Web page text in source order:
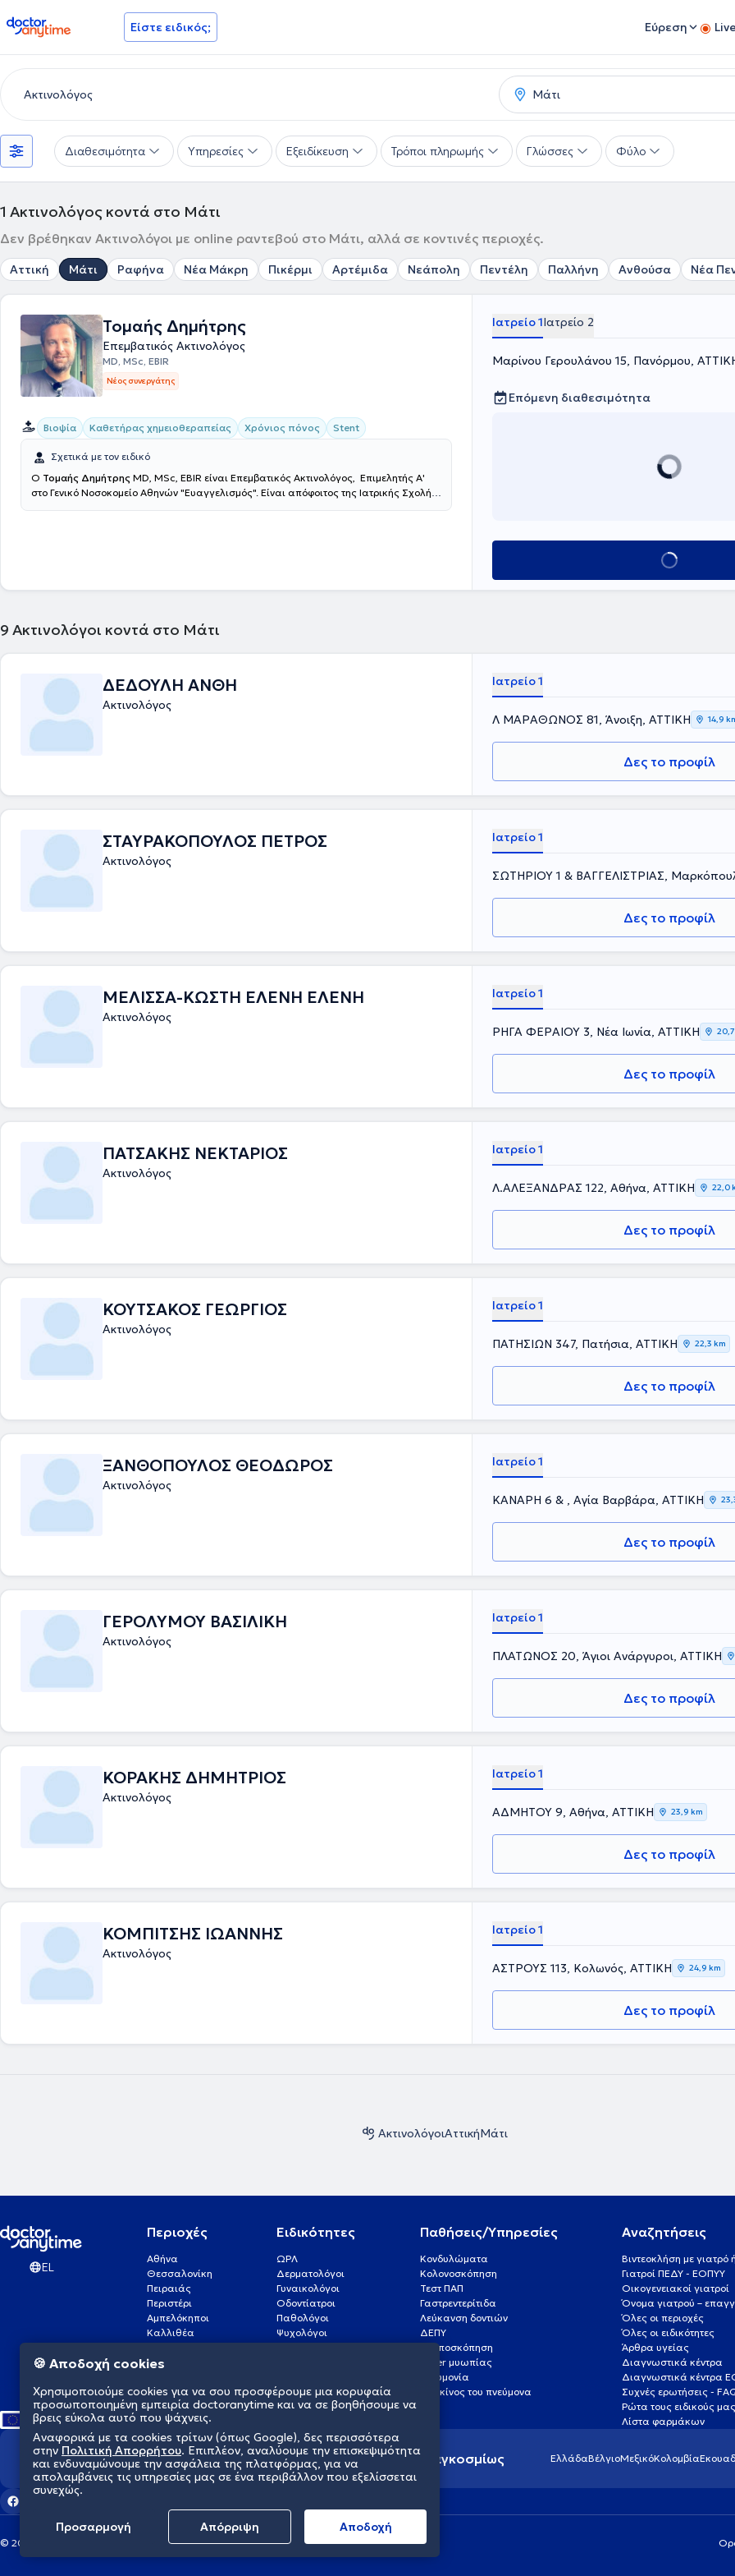
doctoranytime Είστε ειδικός; Εύρεση
Διαθεσιμότητα Υπηρεσίες Εξειδίκευση Τρόποι πληρωμής Γλώσσες Φύλο
1 Ακτινολόγος κοντά στο Μάτι
Δεν βρέθηκαν Ακτινολόγοι με online ραντεβού στο Μάτι, αλλά σε κοντινές περιοχές.
Αττική Μάτι Ραφήνα Νέα Μάκρη Πικέρμι Αρτέμιδα Νεάπολη Πεντέλη Παλλήνη Ανθούσα Νέα
Τομαής Δημήτρης
Επεμβατικός Ακτινολόγος
MD, MSc, EBIR
Νέος συνεργάτης
Βιοψία Καθετήρας χημειοθεραπείας Χρόνιος πόνος Stent
Σχετικά με τον ειδικό
Ο Τομαής Δημήτρης MD, MSc, EBIR είναι Επεμβατικός Ακτινολόγος, Επιμελητής Α'
στο Γενικό Νοσοκομείο Αθηνών "Ευαγγελισμός". Είναι απόφοιτος της Ιατρικής Σχολής
Επεμβατική Ακτινολογία την Επεμβατική Ογκολογία και την Αγγειακή Προσπέλαση.
Έχει εκπαίδευση στη διενέργεια και ερμηνεία των έγχρωμων υπερηχογραφημάτων
(triplex) των αρτηριών και φλεβών. Έχει συμμετάσχει σε πληθώρα ελληνικών και
ασχολείται ενεργά με τη συγγραφή μελετών και έχει ιδιαίτερο ενδιαφέρον στη
συγγραφή δημοσιεύσεων στα πιο έγκυρα περιοδικά πανελλαδικά και διεθνώς.
Ιατρείο 1Ιατρείο 2
Μαρίνου Γερουλάνου 15, Πανόρμου,
Επόμενη διαθεσιμότητα
Κλείσε ραντεβού
9 Ακτινολόγοι κοντά στο Μάτι
ΔΕΔΟΥΛΗ ΑΝΘΗ
Ακτινολόγος
Ιατρείο 1
Λ ΜΑΡΑΘΩΝΟΣ 81, Άνοιξη, ΑΤΤΙΚΗ 14,9
Δες το προφίλ
ΣΤΑΥΡΑΚΟΠΟΥΛΟΣ ΠΕΤΡΟΣ
Ακτινολόγος
Ιατρείο 1
ΣΩΤΗΡΙΟΥ 1 & ΒΑΓΓΕΛΙΣΤΡΙΑΣ,
Δες το προφίλ
ΜΕΛΙΣΣΑ-ΚΩΣΤΗ ΕΛΕΝΗ ΕΛΕΝΗ
Ακτινολόγος
Ιατρείο 1
ΡΗΓΑ ΦΕΡΑΙΟΥ 3, Νέα Ιωνία, ΑΤΤΙΚΗ
Δες το προφίλ
ΠΑΤΣΑΚΗΣ ΝΕΚΤΑΡΙΟΣ
Ακτινολόγος
Ιατρείο 1
Λ.ΑΛΕΞΑΝΔΡΑΣ 122, Αθήνα, ΑΤΤΙΚΗ 22,0
Δες το προφίλ
ΚΟΥΤΣΑΚΟΣ ΓΕΩΡΓΙΟΣ
Ακτινολόγος
Ιατρείο 1
ΠΑΤΗΣΙΩΝ 347, Πατήσια, ΑΤΤΙΚΗ 22,3 km
Δες το προφίλ
ΞΑΝΘΟΠΟΥΛΟΣ ΘΕΟΔΩΡΟΣ
Ακτινολόγος
Ιατρείο 1
ΚΑΝΑΡΗ 6 & , Αγία Βαρβάρα, ΑΤΤΙΚΗ
Δες το προφίλ
ΓΕΡΟΛΥΜΟΥ ΒΑΣΙΛΙΚΗ
Ακτινολόγος
Ιατρείο 1
ΠΛΑΤΩΝΟΣ 20, Άγιοι Ανάργυροι, ΑΤΤΙΚΗ
Δες το προφίλ
ΚΟΡΑΚΗΣ ΔΗΜΗΤΡΙΟΣ
Ακτινολόγος
Ιατρείο 1
ΑΔΜΗΤΟΥ 9, Αθήνα, ΑΤΤΙΚΗ 23,9 km
Δες το προφίλ
ΚΟΜΠΙΤΣΗΣ ΙΩΑΝΝΗΣ
Ακτινολόγος
Ιατρείο 1
ΑΣΤΡΟΥΣ 113, Κολωνός, ΑΤΤΙΚΗ 24,9 km
Δες το προφίλ
ΑκτινολόγοιΑττικήΜάτι
EL
Περιοχές
Αθήνα
Θεσσαλονίκη
Πειραιάς
Περιστέρι
Αμπελόκηποι
Καλλιθέα
Πάτρα
Γλυφάδα
Νέα Σμύρνη
Ειδικότητες
ΩΡΛ
Δερματολόγοι
Γυναικολόγοι
Οδοντίατροι
Παθολόγοι
Ψυχολόγοι
Οφθαλμίατροι
Καρδιολόγοι
Παθήσεις/Υπηρεσίες
Κονδυλώματα
Κολονοσκόπηση
Τεστ ΠΑΠ
Γαστρεντερίτιδα
Λεύκανση δοντιών
ΔΕΠΥ
Κολποσκόπηση
Laser μυωπίας
Πνευμονία
Καρκίνος του πνεύμονα
Αναζητήσεις
Βιντεοκλήση με
Γιατροί ΠΕΔΥ - ΕΟΠΥΥ
Οικογενειακοί γιατροί
Όνομα γιατρού –
Όλες οι περιοχές
Όλες οι ειδικότητες
Άρθρα υγείας
Διαγνωστικά κέντρα
Διαγνωστικά κέντρα
Συχνές ερωτήσεις -
Ρώτα τους ειδικούς
Λίστα φαρμάκων
Διαμορφώνουμε το μέλλον της υγείας παγκοσμίως ΕλλάδαΒέλγιοΜεξικόΚολομβία
© 2026 doctoranytime
🍪 Αποδοχή cookies
Χρησιμοποιούμε cookies για να σου προσφέρουμε μια κορυφαία
προσωποποιημένη εμπειρία doctoranytime και να σε βοηθήσουμε να
βρεις εύκολα αυτό που ψάχνεις.
Αναφορικά με τα cookies τρίτων (όπως Google), δες περισσότερα
στην Πολιτική Απορρήτου. Επιπλέον, αναλύουμε την επισκεψιμότητα
και ενδυναμώνουμε την ασφάλεια της πλατφόρμας, για να
απολαμβάνεις τις υπηρεσίες μας σε ένα περιβάλλον που εξελίσσεται
συνεχώς.
Προσαρμογή Απόρριψη Aποδοχή